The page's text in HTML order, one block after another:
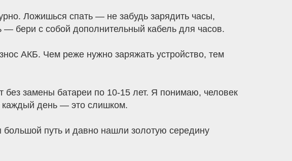
Ложишься спать — не забудь зарядить часы,
бери с собой дополнительный кабель для часов.
АКБ. Чем реже нужно заряжать устройство, тем
замены батареи по 10-15 лет. Я понимаю, человек
каждый день — это слишком.
путь и давно нашли золотую середину